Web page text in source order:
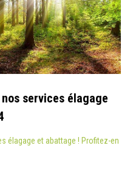
services élagage
élagage et abattage ! Profitez-en